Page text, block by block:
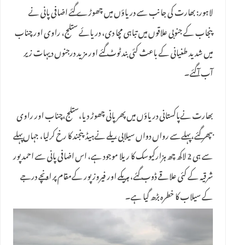
لاہور: بھارت کی جانب سے دریاؤں میں چھوڑے گئے اضافی پانی نے
پنجاب کے جنوبی علاقوں میں تباہی مچا دی، دریائے ستلج، راوی اور چناب
میں شدید طغیانی کے باعث کئی بند ٹوٹ گئے اور مزید درجنوں دیہات زیر
آب آگئے۔
بھارت نےپاکستانی دریاؤں میں پھر پانی چھوڑ دیا،ستلج،چناب اور راوی
بپھر گئے،پہلےسے رواں دواں سیلابی ریلے نےہیڈپنجند کا رخ کرلیا، جہاں‌پہلے
سے ہی 2 لاکھ چھ ہزارکیوسک کا ریلا موجود ہے، اس اضافی پانی سے احمد پور
شرقیہ کے کئی علاقے ڈوب گئے، ہریکے اور فیروزپور کےمقام پر اونچے درجے
کے سیلاب کا خطرہ بڑھ گیا ہے۔